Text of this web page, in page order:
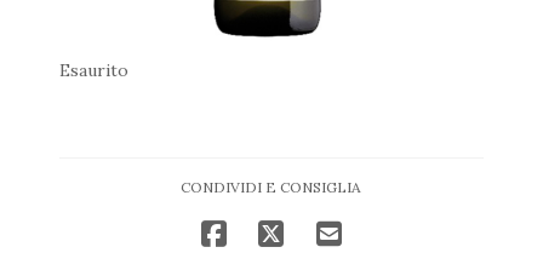
Esaurito
CONDIVIDI E CONSIGLIA